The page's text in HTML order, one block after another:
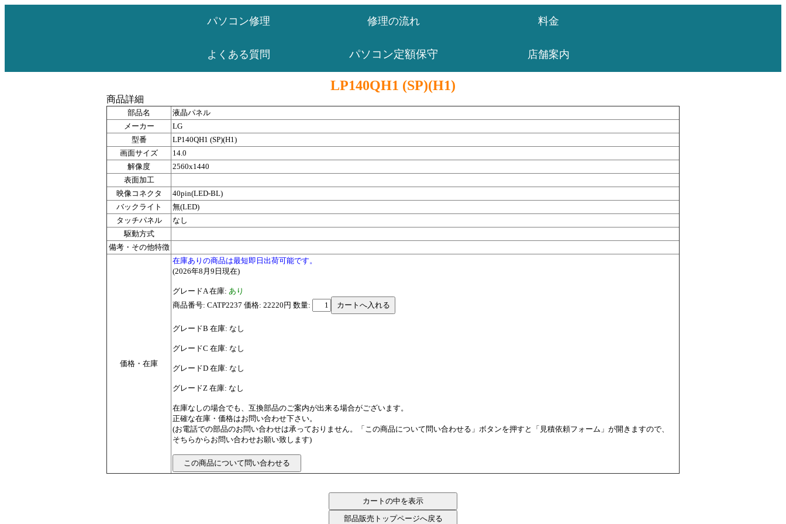
パソコン修理 修理の流れ 料金
よくある質問 パソコン定額保守 店舗案内
LP140QH1 (SP)(H1)
商品詳細
部品名
液晶パネル
メーカー
LG
型番
LP140QH1 (SP)(H1)
画面サイズ
14.0
解像度
2560x1440
表面加工
映像コネクタ
40pin(LED-BL)
バックライト
無(LED)
タッチパネル
なし
駆動方式
備考・その他特徴
価格・在庫
在庫ありの商品は最短即日出荷可能です。
(2026年8月9日現在)
グレードA 在庫: あり
商品番号: CATP2237 価格: 22220円 数量:
グレードB 在庫: なし
グレードC 在庫: なし
グレードD 在庫: なし
グレードZ 在庫: なし
在庫なしの場合でも、互換部品のご案内が出来る場合がございます。
正確な在庫・価格はお問い合わせ下さい。
(お電話での部品のお問い合わせは承っておりません。「この商品について問い合わせる」ボタンを押すと「見積依頼フォーム」が開きますので、
そちらからお問い合わせお願い致します)